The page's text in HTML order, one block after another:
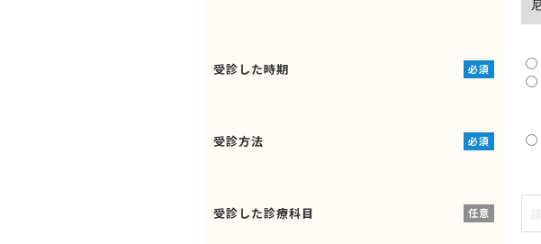
受診した時期 必須
受診方法 必須
受診した診療科目 任意